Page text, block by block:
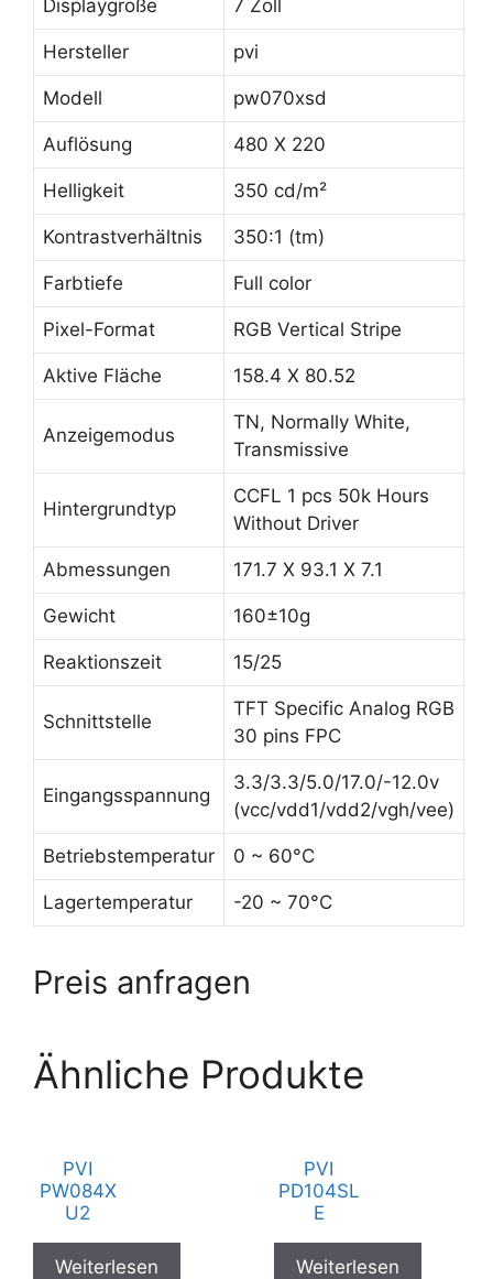
Displaygröße 7 Zoll
Hersteller pvi
Modell pw070xsd
Auflösung 480 X 220
Helligkeit 350 cd/m²
Kontrastverhältnis 350:1 (tm)
Farbtiefe Full color
Pixel-Format RGB Vertical Stripe
Aktive Fläche 158.4 X 80.52
Anzeigemodus
TN, Normally White,
Transmissive
Hintergrundtyp
CCFL 1 pcs 50k Hours
Without Driver
Abmessungen 171.7 X 93.1 X 7.1
Gewicht 160±10g
Reaktionszeit 15/25
Schnittstelle
TFT Specific Analog RGB
30 pins FPC
Eingangsspannung
3.3/3.3/5.0/17.0/-12.0v
(vcc/vdd1/vdd2/vgh/vee)
Betriebstemperatur 0 ~ 60°C
Lagertemperatur -20 ~ 70°C
Preis anfragen
Ähnliche Produkte
PVI
PW084X
U2
Weiterlesen
PVI
PD104SL
E
Weiterlesen